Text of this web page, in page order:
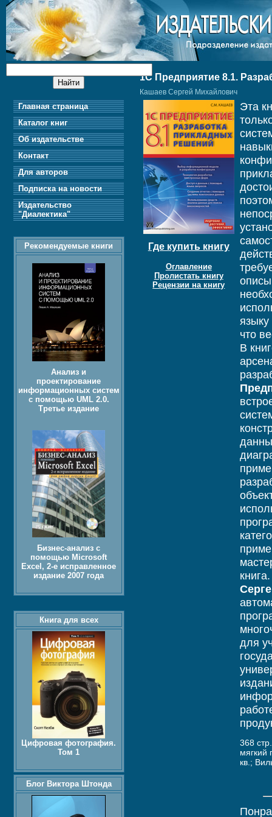
1С Предприятие 8.1.
Кашаев Сергей Михайлович
Где купить книгу
Оглавление
Пролистать книгу
Рецензии на книгу
Эта
что
В
книга.
для
368
мягкий
кв.;
Главная страница
Каталог книг
Об издательстве
Контакт
Для авторов
Подписка на новости
Издательство
"Диалектика"
Рекомендуемые книги
Анализ и
проектирование
информационных систем
с помощью UML 2.0.
Третье издание
Бизнес-анализ с
помощью Microsoft
Excel, 2-е исправленное
издание 2007 года
Книга для всех
Цифровая фотография.
Том 1
Блог Виктора Штонда